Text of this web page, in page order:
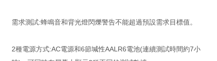
需求測試:蜂鳴音和背光燈閃爍警告不能超過預設需求目標值。
2種電源方式:AC電源和6節堿性AALR6電池(連續測試時間約7小